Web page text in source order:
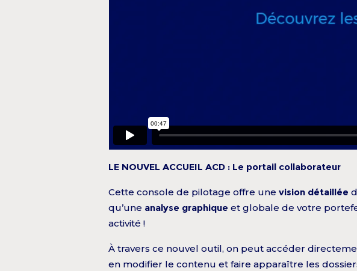
LE NOUVEL ACCUEIL ACD : Le portail collaborateur
Cette console de pilotage offre unevision détaillée
qu’une analyse graphique et globale de votre
activité !
À travers ce nouvel outil, on peut accéder
en modifier le contenu et faire apparaître les